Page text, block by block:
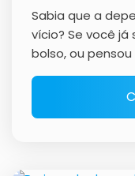
Sabia que a
vício? Se você já
bolso, ou